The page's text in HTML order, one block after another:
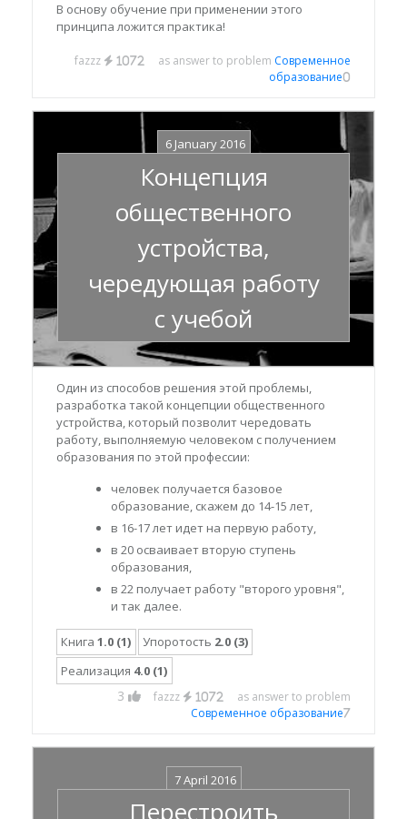
В основу обучение при применении этого
принципа ложится практика!
fazzz 1072 as answer to problem Современное
образование0
6 January 2016
Концепция
общественного
устройства,
чередующая работу
с учебой
Один из способов решения этой проблемы,
разработка такой концепции общественного
устройства, который позволит чередовать
работу, выполняемую человеком с получением
образования по этой профессии:
человек получается базовое
образование, скажем до 14-15 лет,
в 16-17 лет идет на первую работу,
в 20 осваивает вторую ступень
образования,
в 22 получает работу "второго уровня",
и так далее.
Книга1.0 (1) Упоротость 2.0 (3)
Реализация 4.0 (1)
3 fazzz 1072
as answer to problem
Современное образование7
7 April 2016
Перестроить